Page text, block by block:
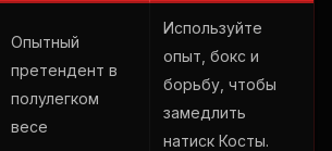
Опытный
претендент в
полулегком
весе
Используйте
опыт, бокс и
борьбу, чтобы
замедлить
натиск Косты.